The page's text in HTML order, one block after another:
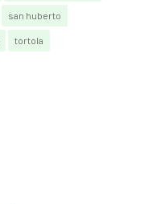
san huberto
tortola